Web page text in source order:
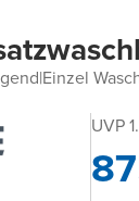
|Einzel
UVP